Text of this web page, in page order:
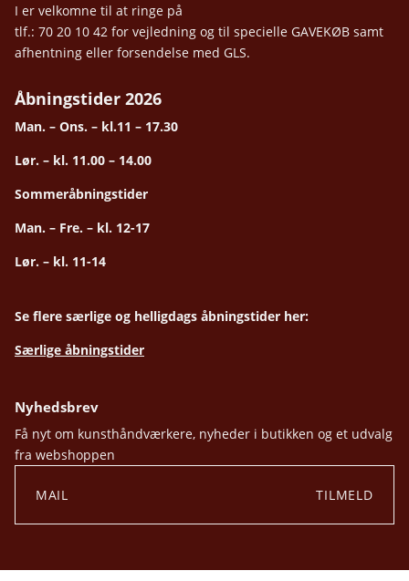
I er velkomne til at ringe på
tlf.: 70 20 10 42 for vejledning og til specielle GAVEKØB samt
afhentning eller forsendelse med GLS.
Åbningstider 2026
Man. – Ons. – kl.11 – 17.30
Lør. – kl. 11.00 – 14.00
Sommeråbningstider
Man. – Fre. – kl. 12-17
Lør. – kl. 11-14
Se flere særlige og helligdags åbningstider her:
Særlige åbningstider
Nyhedsbrev
Få nyt om kunsthåndværkere, nyheder i butikken og et udvalg
fra webshoppen
TILMELD